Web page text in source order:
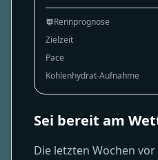
Rennprognose
Zielzeit
Pace
Kohlenhydrat-Aufnahme
Sei bereit am
Die letzten Wochen